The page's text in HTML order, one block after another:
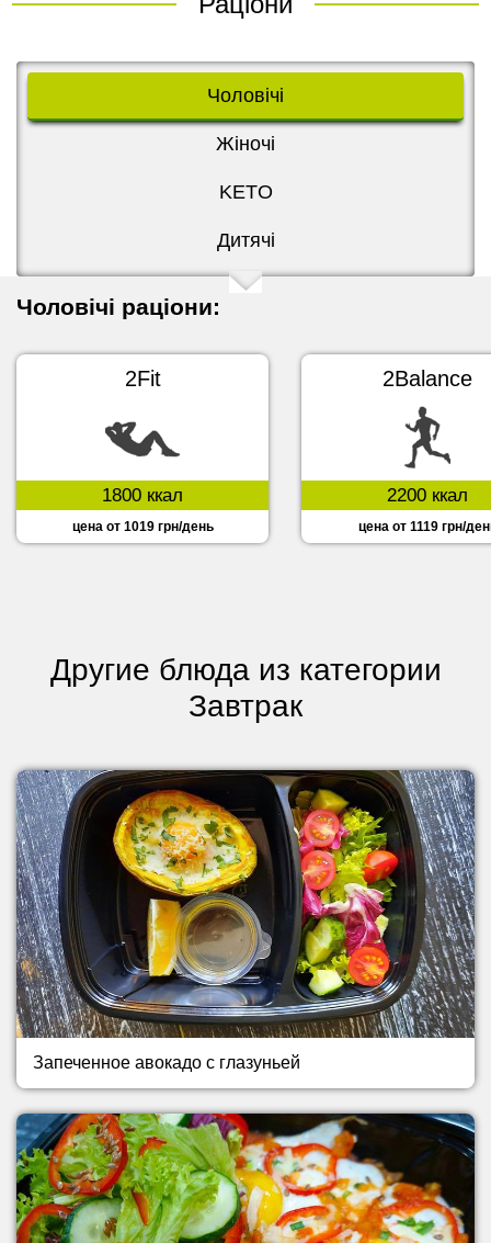
Чоловічі
Жіночі
KETO
Дитячі
Чоловічі раціони:
2Fit
1800 ккал
цена от 1019 грн/день
2Balance
2200 ккал
цена от 1119 грн/
Другие блюда из категории
Завтрак
Запеченное авокадо с глазуньей